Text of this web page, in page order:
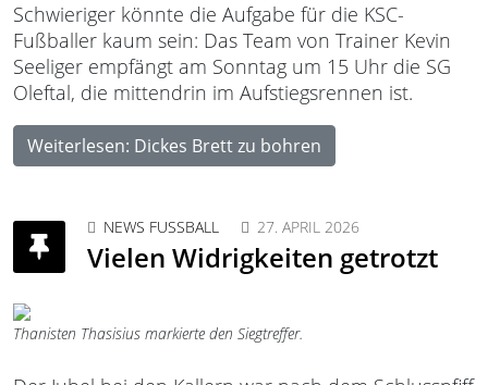
Schwieriger könnte die Aufgabe für die KSC-
Fußballer kaum sein: Das Team von Trainer Kevin
Seeliger empfängt am Sonntag um 15 Uhr die SG
Oleftal, die mittendrin im Aufstiegsrennen ist.
Weiterlesen: Dickes Brett zu bohren
NEWS FUSSBALL 27. APRIL 2026
Vielen Widrigkeiten getrotzt
Thanisten Thasisius markierte den Siegtreffer.